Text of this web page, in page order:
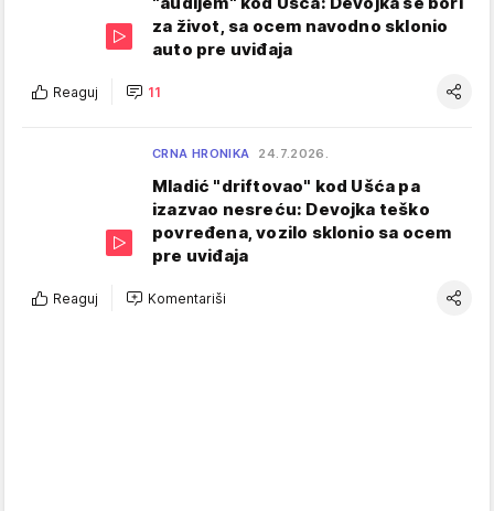
za život, sa ocem navodno sklonio
auto pre uviđaja
Reaguj 11
CRNA HRONIKA 24.7.2026.
Mladić "driftovao" kod Ušća pa
izazvao nesreću: Devojka teško
povređena, vozilo sklonio sa ocem
pre uviđaja
Reaguj Komentariši